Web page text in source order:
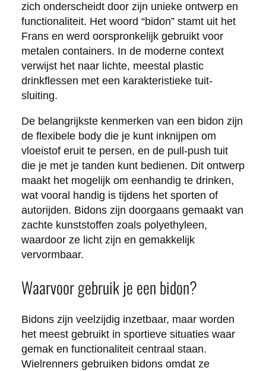
zich onderscheidt door zijn unieke ontwerp en
functionaliteit. Het woord “bidon” stamt uit het
Frans en werd oorspronkelijk gebruikt voor
metalen containers. In de moderne context
verwijst het naar lichte, meestal plastic
drinkflessen met een karakteristieke tuit-
sluiting.
De belangrijkste kenmerken van een bidon zijn
de flexibele body die je kunt inknijpen om
vloeistof eruit te persen, en de pull-push tuit
die je met je tanden kunt bedienen. Dit ontwerp
maakt het mogelijk om eenhandig te drinken,
wat vooral handig is tijdens het sporten of
autorijden. Bidons zijn doorgaans gemaakt van
zachte kunststoffen zoals polyethyleen,
waardoor ze licht zijn en gemakkelijk
vervormbaar.
Waarvoor gebruik je een bidon?
Bidons zijn veelzijdig inzetbaar, maar worden
het meest gebruikt in sportieve situaties waar
gemak en functionaliteit centraal staan.
Wielrenners gebruiken bidons omdat ze